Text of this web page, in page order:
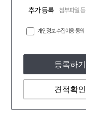
추가 등록 첨부파일 등
개인정보 수집이용 동의
등록하기
견적확인